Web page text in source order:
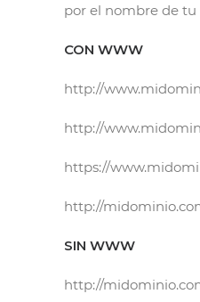
por el nombre de
CON WWW
http://
http://
https://
http://
SIN WWW
http://